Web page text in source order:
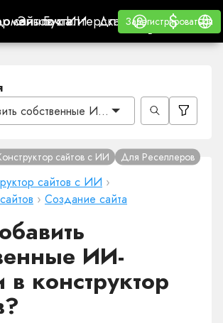
сайтов с ИИ
сайтов с ИИ
Эл. почта
Эл. почта
Бухгалтерская программа
Бухгалтерская программа
Для
Для Реселлеров
ВАЙТ ЛЕЙБЛ
Обучение
Обучение
Зарегистрироваться
Зарегистрироваться
Войти $
$
собственные ИИ-ключи в конструктор
сайтов с ИИ ›
› Создание сайта
сайтов с ИИ Для Реселлеров
ИИ-
конструктор